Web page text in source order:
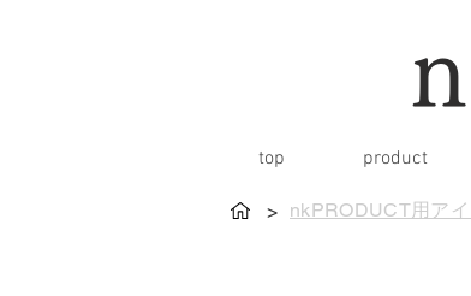
top product
> nkPRODUCT用ア